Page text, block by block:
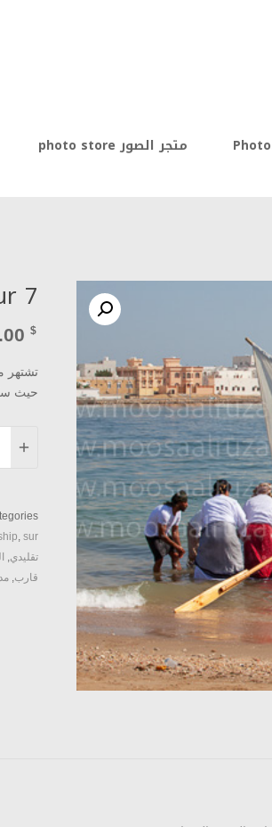
متجر الصور photo store
7
$
تشتهر
حيث
, sur
تقليدي,
قارب,